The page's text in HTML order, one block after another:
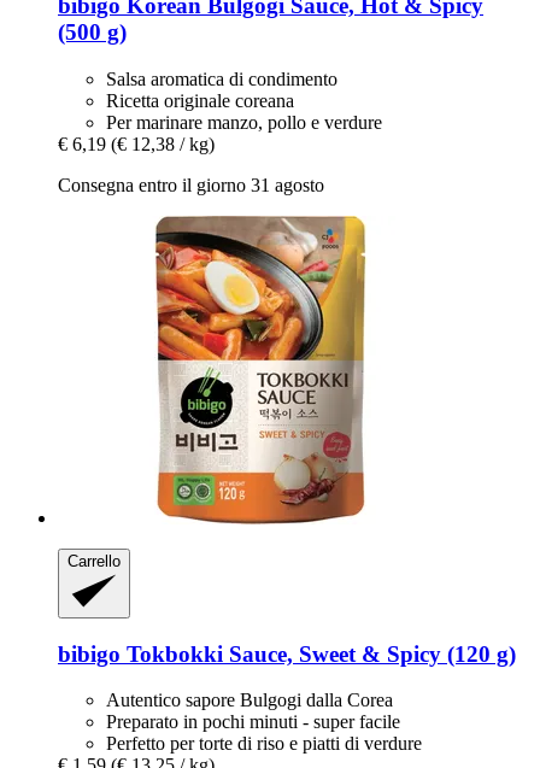
bibigo Korean Bulgogi Sauce, Hot & Spicy
(500 g)
Salsa aromatica di condimento
Ricetta originale coreana
Per marinare manzo, pollo e verdure
€ 6,19 (€ 12,38 / kg)
Consegna entro il giorno 31 agosto
Carrello
bibigo Tokbokki Sauce, Sweet & Spicy (120 g)
Autentico sapore Bulgogi dalla Corea
Preparato in pochi minuti - super facile
Perfetto per torte di riso e piatti di verdure